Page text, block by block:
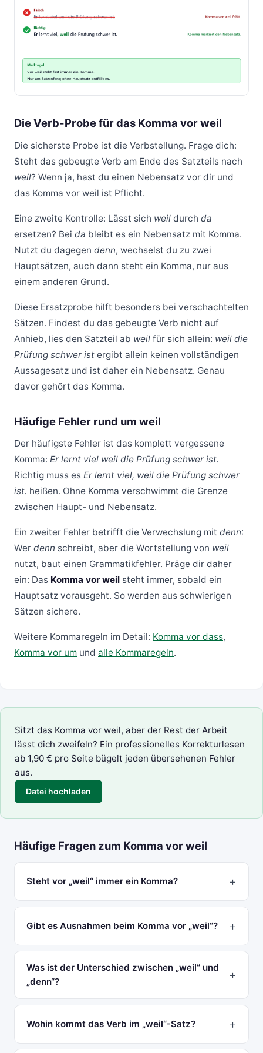
Die Verb-Probe für das Komma vor weil
Die sicherste Probe ist die Verbstellung. Frage dich:
Steht das gebeugte Verb am Ende des Satzteils nach
weil? Wenn ja, hast du einen Nebensatz vor dir und
das Komma vor weil ist Pflicht.
Eine zweite Kontrolle: Lässt sich weil durch da
ersetzen? Bei da bleibt es ein Nebensatz mit Komma.
Nutzt du dagegen denn, wechselst du zu zwei
Hauptsätzen, auch dann steht ein Komma, nur aus
einem anderen Grund.
Diese Ersatzprobe hilft besonders bei verschachtelten
Sätzen. Findest du das gebeugte Verb nicht auf
Anhieb, lies den Satzteil ab weil für sich allein: weil die
Prüfung schwer ist ergibt allein keinen vollständigen
Aussagesatz und ist daher ein Nebensatz. Genau
davor gehört das Komma.
Häufige Fehler rund um weil
Der häufigste Fehler ist das komplett vergessene
Komma: Er lernt viel weil die Prüfung schwer ist.
Richtig muss es Er lernt viel, weil die Prüfung schwer
ist. heißen. Ohne Komma verschwimmt die Grenze
zwischen Haupt- und Nebensatz.
Ein zweiter Fehler betrifft die Verwechslung mit denn:
Wer denn schreibt, aber die Wortstellung von weil
nutzt, baut einen Grammatikfehler. Präge dir daher
ein: Das Komma vor weil steht immer, sobald ein
Hauptsatz vorausgeht. So werden aus schwierigen
Sätzen sichere.
Weitere Kommaregeln im Detail: Komma vor dass,
Komma vor um und alle Kommaregeln.
Sitzt das Komma vor weil, aber der Rest der Arbeit
lässt dich zweifeln? Ein professionelles Korrekturlesen
ab 1,90 € pro Seite bügelt jeden übersehenen Fehler
aus.
Datei hochladen
Häufige Fragen zum Komma vor weil
Steht vor „weil“ immer ein Komma?
Gibt es Ausnahmen beim Komma vor „weil“?
Was ist der Unterschied zwischen „weil“ und
„denn“?
Wohin kommt das Verb im „weil“-Satz?